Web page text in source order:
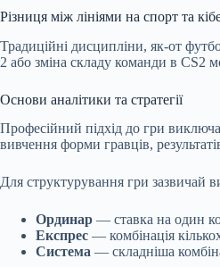
Різниця між лініями на спорт та
Традиційні дисципліни, як-от
2 або зміна складу команди в CS2
Основи аналітики та стратегії
Професійний підхід до гри
вивчення форми гравців,
Для структурування гри зазвичай
Ординар — ставка на один
Експрес — комбінація
Система — складніша